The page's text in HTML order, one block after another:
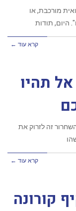
מורכבת, או
היום, תודות
קרא עוד ←
תהיו
זה לזרוק את
קרא עוד ←
קורונה